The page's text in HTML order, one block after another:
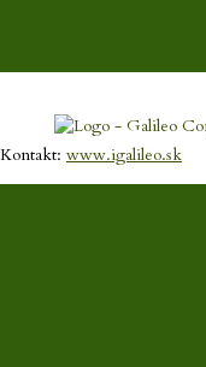
Kontakt: www.igalileo.sk